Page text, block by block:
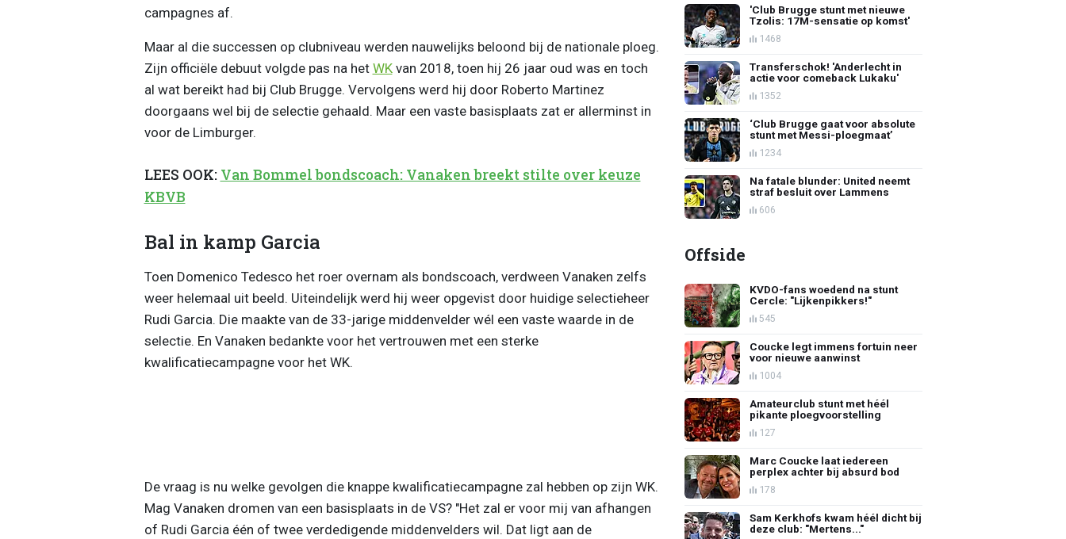
campagnes af.
Maar al die successen op clubniveau werden nauwelijks beloond bij de nationale ploeg.
Zijn officiële debuut volgde pas na het WKvan 2018, toen hij 26 jaar oud was en toch
al wat bereikt had bij Club Brugge. Vervolgens werd hij door Roberto Martinez
doorgaans wel bij de selectie gehaald. Maar een vaste basisplaats zat er allerminst in
voor de Limburger.
LEES OOK: Van Bommel bondscoach: Vanaken breekt stilte over keuze
KBVB
Bal in kamp Garcia
Toen Domenico Tedesco het roer overnam als bondscoach, verdween Vanaken zelfs
weer helemaal uit beeld. Uiteindelijk werd hij weer opgevist door huidige selectieheer
Rudi Garcia. Die maakte van de 33-jarige middenvelder wél een vaste waarde in de
selectie. En Vanaken bedankte voor het vertrouwen met een sterke
kwalificatiecampagne voor het WK.
De vraag is nu welke gevolgen die knappe kwalificatiecampagne zal hebben op zijn WK.
Mag Vanaken dromen van een basisplaats in de VS? "Het zal er voor mij van afhangen
of Rudi Garcia één of twee verdedigende middenvelders wil. Dat ligt aan de
'Club Brugge stunt met nieuwe
Tzolis: 17M-sensatie op komst'
1468
Transferschok! 'Anderlecht in
actie voor comeback Lukaku'
1352
‘Club Brugge gaat voor absolute
stunt met Messi-ploegmaat’
1234
Na fatale blunder: United neemt
straf besluit over Lammens
606
Offside
KVDO-fans woedend na stunt
Cercle: "Lijkenpikkers!"
545
Coucke legt immens fortuin neer
voor nieuwe aanwinst
1004
Amateurclub stunt met héél
pikante ploegvoorstelling
127
Marc Coucke laat iedereen
perplex achter bij absurd bod
178
Sam Kerkhofs kwam héél dicht bij
deze club: "Mertens..."